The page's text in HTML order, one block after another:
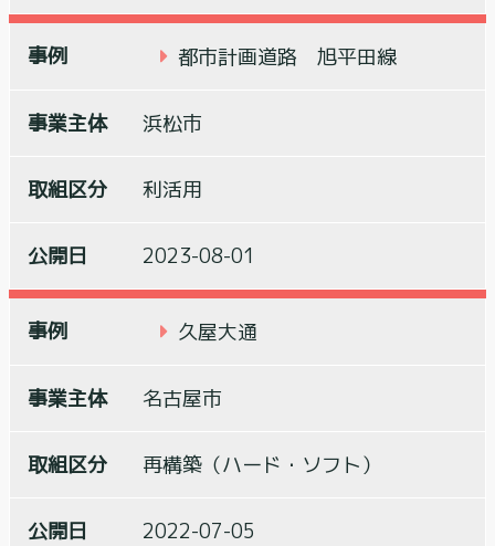
都市計画道路 旭平田線
浜松市
利活用
2023-08-01
久屋大通
名古屋市
再構築（ハード・ソフト）
2022-07-05